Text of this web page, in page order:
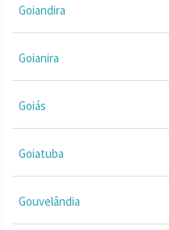
Goiandira
Goianira
Goiás
Goiatuba
Gouvelândia